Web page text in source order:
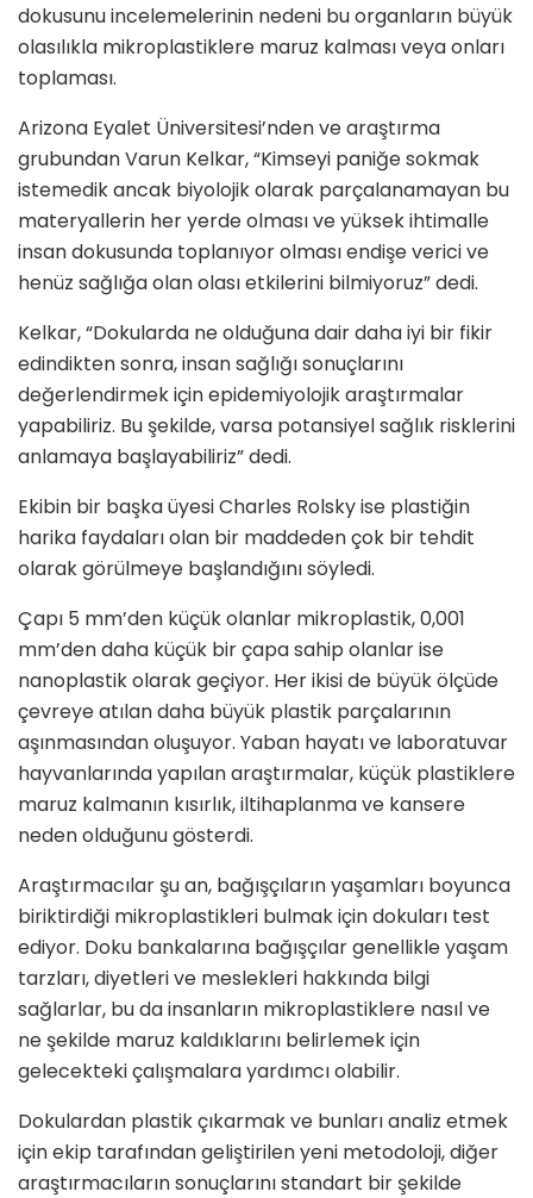
dokusunu incelemelerinin nedeni bu organların büyük
olasılıkla mikroplastiklere maruz kalması veya onları
toplaması.
Arizona Eyalet Üniversitesi’nden ve araştırma
grubundan Varun Kelkar, “Kimseyi paniğe sokmak
istemedik ancak biyolojik olarak parçalanamayan bu
materyallerin her yerde olması ve yüksek ihtimalle
insan dokusunda toplanıyor olması endişe verici ve
henüz sağlığa olan olası etkilerini bilmiyoruz” dedi.
Kelkar, “Dokularda ne olduğuna dair daha iyi bir fikir
edindikten sonra, insan sağlığı sonuçlarını
değerlendirmek için epidemiyolojik araştırmalar
yapabiliriz. Bu şekilde, varsa potansiyel sağlık risklerini
anlamaya başlayabiliriz” dedi.
Ekibin bir başka üyesi Charles Rolsky ise plastiğin
harika faydaları olan bir maddeden çok bir tehdit
olarak görülmeye başlandığını söyledi.
Çapı 5 mm’den küçük olanlar mikroplastik, 0,001
mm’den daha küçük bir çapa sahip olanlar ise
nanoplastik olarak geçiyor. Her ikisi de büyük ölçüde
çevreye atılan daha büyük plastik parçalarının
aşınmasından oluşuyor. Yaban hayatı ve laboratuvar
hayvanlarında yapılan araştırmalar, küçük plastiklere
maruz kalmanın kısırlık, iltihaplanma ve kansere
neden olduğunu gösterdi.
Araştırmacılar şu an, bağışçıların yaşamları boyunca
biriktirdiği mikroplastikleri bulmak için dokuları test
ediyor. Doku bankalarına bağışçılar genellikle yaşam
tarzları, diyetleri ve meslekleri hakkında bilgi
sağlarlar, bu da insanların mikroplastiklere nasıl ve
ne şekilde maruz kaldıklarını belirlemek için
gelecekteki çalışmalara yardımcı olabilir.
Dokulardan plastik çıkarmak ve bunları analiz etmek
için ekip tarafından geliştirilen yeni metodoloji, diğer
araştırmacıların sonuçlarını standart bir şekilde